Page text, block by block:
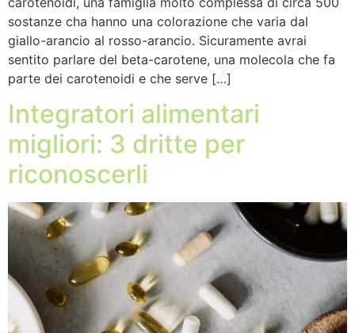
sostanze cha hanno una colorazione che varia dal
giallo-arancio al rosso-arancio. Sicuramente avrai
sentito parlare del beta-carotene, una molecola che fa
parte dei carotenoidi e che serve […]
Integratori alimentari
migliori: 3 dritte per
riconoscerli